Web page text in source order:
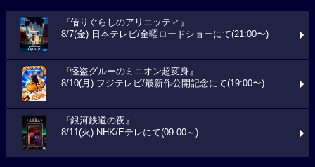
『借りぐらしのアリエッティ』
8/7(金) 日本テレビ/金曜ロードショーにて(21:00〜)
『怪盗グルーのミニオン超変身』
8/10(月) フジテレビ/最新作公開記念にて(19:00〜)
『銀河鉄道の夜』
8/11(火) NHK/Eテレにて(09:00～)